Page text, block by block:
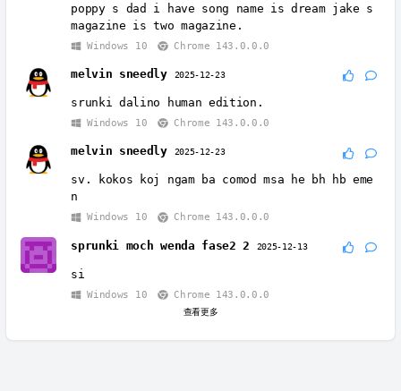
poppy s dad i have song name is dream jake s
magazine is two magazine.
Windows 10 Chrome 143.0.0.0
melvin sneedly 2025-12-23
srunki dalino human edition.
Windows 10 Chrome 143.0.0.0
melvin sneedly 2025-12-23
sv. kokos koj ngam ba comod msa he bh hb eme
n
Windows 10 Chrome 143.0.0.0
sprunki moch wenda fase2 2 2025-12-13
si
Windows 10 Chrome 143.0.0.0
查看更多